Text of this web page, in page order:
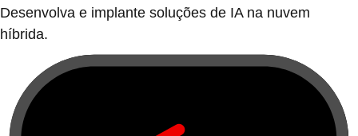
Desenvolva e implante soluções de IA na nuvem
híbrida.